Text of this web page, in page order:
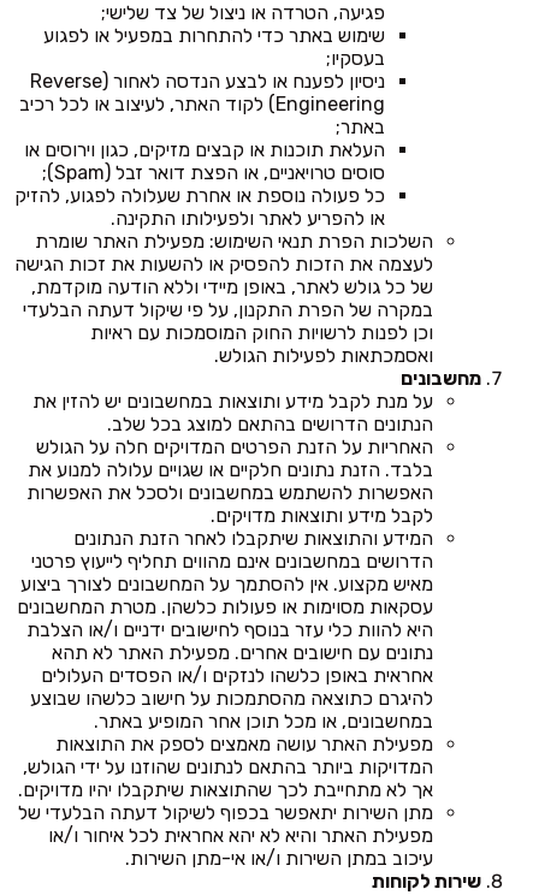
פגיעה, הטרדה או ניצול של צד שלישי;
שימוש באתר כדי להתחרות במפעיל או לפגוע
בעסקיו;
ניסיון לפענח או לבצע הנדסה לאחור (Reverse
Engineering) לקוד האתר, לעיצוב או לכל רכיב
באתר;
העלאת תוכנות או קבצים מזיקים, כגון וירוסים או
סוסים טרויאניים, או הפצת דואר זבל (Spam);
כל פעולה נוספת או אחרת שעלולה לפגוע, להזיק
או להפריע לאתר ולפעילותו התקינה.
השלכות הפרת תנאי השימוש: מפעילת האתר שומרת
לעצמה את הזכות להפסיק או להשעות את זכות הגישה
של כל גולש לאתר, באופן מיידי וללא הודעה מוקדמת,
במקרה של הפרת התקנון, על פי שיקול דעתה הבלעדי
וכן לפנות לרשויות החוק המוסמכות עם ראיות
ואסמכתאות לפעילות הגולש.
מחשבונים
על מנת לקבל מידע ותוצאות במחשבונים יש להזין את
הנתונים הדרושים בהתאם למוצג בכל שלב.
האחריות על הזנת הפרטים המדויקים חלה על הגולש
בלבד. הזנת נתונים חלקיים או שגויים עלולה למנוע את
האפשרות להשתמש במחשבונים ולסכל את האפשרות
לקבל מידע ותוצאות מדויקים.
המידע והתוצאות שיתקבלו לאחר הזנת הנתונים
הדרושים במחשבונים אינם מהווים תחליף לייעוץ פרטני
מאיש מקצוע. אין להסתמך על המחשבונים לצורך ביצוע
עסקאות מסוימות או פעולות כלשהן. מטרת המחשבונים
היא להוות כלי עזר בנוסף לחישובים ידניים ו/או הצלבת
נתונים עם חישובים אחרים. מפעילת האתר לא תהא
אחראית באופן כלשהו לנזקים ו/או הפסדים העלולים
להיגרם כתוצאה מהסתמכות על חישוב כלשהו שבוצע
במחשבונים, או מכל תוכן אחר המופיע באתר.
מפעילת האתר עושה מאמצים לספק את התוצאות
המדויקות ביותר בהתאם לנתונים שהוזנו על ידי הגולש,
אך לא מתחייבת לכך שהתוצאות שיתקבלו יהיו מדויקים.
מתן השירות יתאפשר בכפוף לשיקול דעתה הבלעדי של
מפעילת האתר והיא לא יהא אחראית לכל איחור ו/או
עיכוב במתן השירות ו/או אי-מתן השירות.
שירות לקוחות